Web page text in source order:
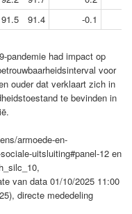
91.5 91.4
-0.1
pandemie had impact op
voor
ouder dat verklaart zich in
te bevinden in
armoede-en-
uitsluiting#panel-12 en
van data 01/10/2025 11:00
directe mededeling